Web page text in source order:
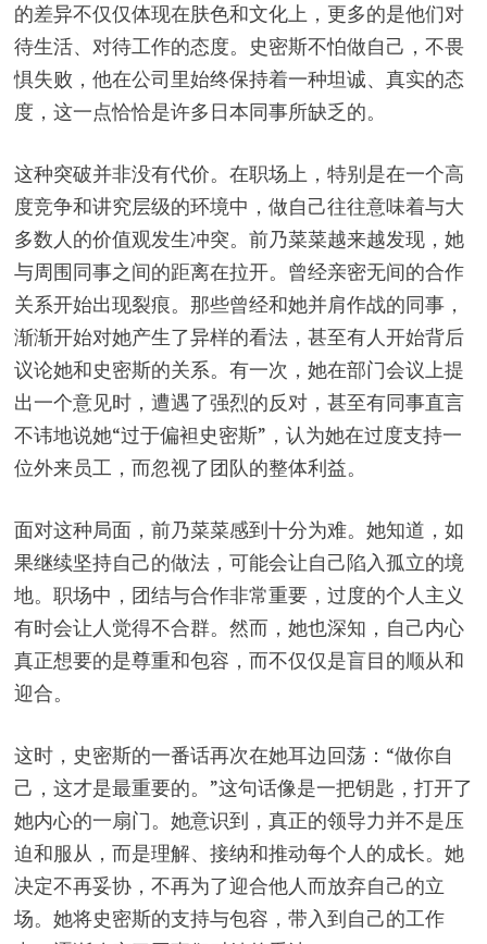
的差异不仅仅体现在肤色和文化上，更多的是他们对
待生活、对待工作的态度。史密斯不怕做自己，不畏
惧失败，他在公司里始终保持着一种坦诚、真实的态
度，这一点恰恰是许多日本同事所缺乏的。
这种突破并非没有代价。在职场上，特别是在一个高
度竞争和讲究层级的环境中，做自己往往意味着与大
多数人的价值观发生冲突。前乃菜菜越来越发现，她
与周围同事之间的距离在拉开。曾经亲密无间的合作
关系开始出现裂痕。那些曾经和她并肩作战的同事，
渐渐开始对她产生了异样的看法，甚至有人开始背后
议论她和史密斯的关系。有一次，她在部门会议上提
出一个意见时，遭遇了强烈的反对，甚至有同事直言
不讳地说她“过于偏袒史密斯”，认为她在过度支持一
位外来员工，而忽视了团队的整体利益。
面对这种局面，前乃菜菜感到十分为难。她知道，如
果继续坚持自己的做法，可能会让自己陷入孤立的境
地。职场中，团结与合作非常重要，过度的个人主义
有时会让人觉得不合群。然而，她也深知，自己内心
真正想要的是尊重和包容，而不仅仅是盲目的顺从和
迎合。
这时，史密斯的一番话再次在她耳边回荡：“做你自
己，这才是最重要的。”这句话像是一把钥匙，打开了
她内心的一扇门。她意识到，真正的领导力并不是压
迫和服从，而是理解、接纳和推动每个人的成长。她
决定不再妥协，不再为了迎合他人而放弃自己的立
场。她将史密斯的支持与包容，带入到自己的工作